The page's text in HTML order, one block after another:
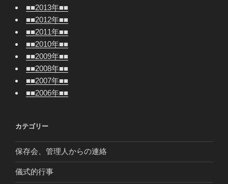
■■2013年■■
■■2012年■■
■■2011年■■
■■2010年■■
■■2009年■■
■■2008年■■
■■2007年■■
■■2006年■■
カテゴリー
保存会、管理人からの連絡
儀式的行事